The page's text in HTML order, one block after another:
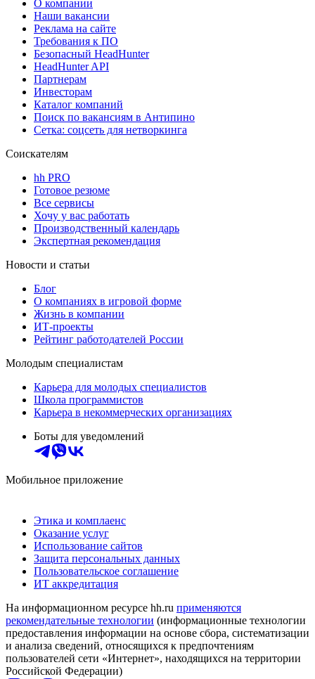
О компании
Наши вакансии
Реклама на сайте
Требования к ПО
Безопасный HeadHunter
HeadHunter API
Партнерам
Инвесторам
Каталог компаний
Поиск по вакансиям в Антипино
Сетка: соцсеть для нетворкинга
Соискателям
hh PRO
Готовое резюме
Все сервисы
Хочу у вас работать
Производственный календарь
Экспертная рекомендация
Новости и статьи
Блог
О компаниях в игровой форме
Жизнь в компании
ИТ-проекты
Рейтинг работодателей России
Молодым специалистам
Карьера для молодых специалистов
Школа программистов
Карьера в некоммерческих организациях
Боты для уведомлений
Мобильное приложение
Этика и комплаенс
Оказание услуг
Использование сайтов
Защита персональных данных
Пользовательское соглашение
ИТ аккредитация
На информационном ресурсе hh.ru применяются
рекомендательные технологии (информационные технологии
предоставления информации на основе сбора, систематизации
и анализа сведений, относящихся к предпочтениям
пользователей сети «Интернет», находящихся на территории
Российской Федерации)